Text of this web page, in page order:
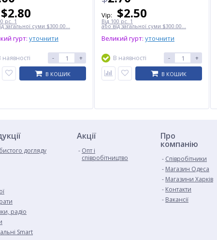
$2.80
pc. 1
загальної суми $300.00...
гурт: уточнити
наявності - +
В КОШИК
Vip: $2.50
Від 100 pc. 1
або від загальної суми $300.00...
Великий гурт: уточнити
В наявності - +
В КОШИК
догляду
радіо
Smart
Акції
Опт і
співробітництво
Про
компанію
Cпівробітники
Магазин Одеса
Магазини Харків
Контакти
Вакансії